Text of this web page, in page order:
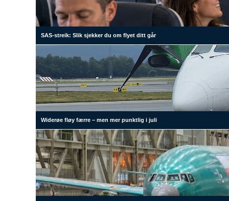
SAS-streik: Slik sjekker du om flyet ditt går
Widerøe fløy færre – men mer punktlig i juli